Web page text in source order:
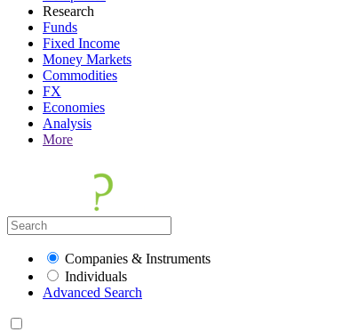
Research
Funds
Fixed Income
Money Markets
Commodities
FX
Economies
Analysis
More
Companies & Instruments
Individuals
Advanced Search